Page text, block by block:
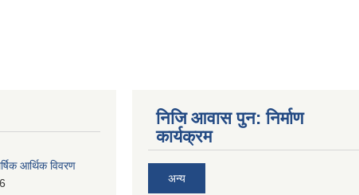
आर्थिक विवरण
निजि आवास पुन: निर्माण
कार्यक्रम
अन्य